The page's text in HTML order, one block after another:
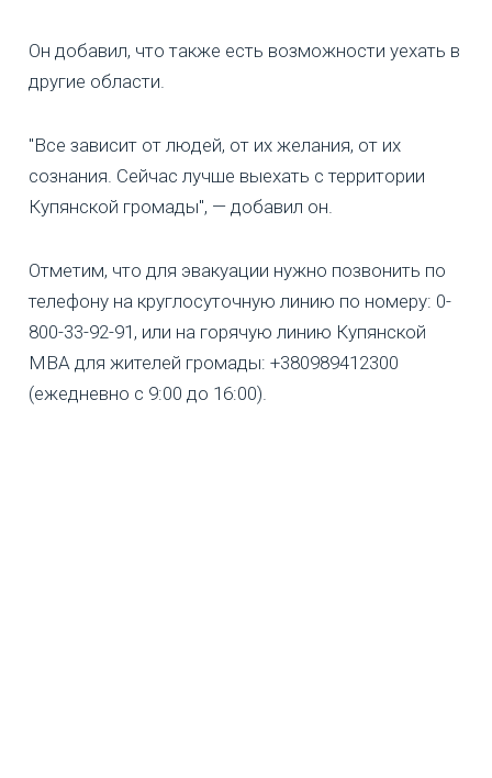
Он добавил, что также есть возможности уехать в
другие области.
"Все зависит от людей, от их желания, от их
сознания. Сейчас лучше выехать с территории
Купянской громады", — добавил он.
Отметим, что для эвакуации нужно позвонить по
телефону на круглосуточную линию по номеру: 0-
800-33-92-91, или на горячую линию Купянской
МВА для жителей громады: +380989412300
(ежедневно с 9:00 до 16:00).